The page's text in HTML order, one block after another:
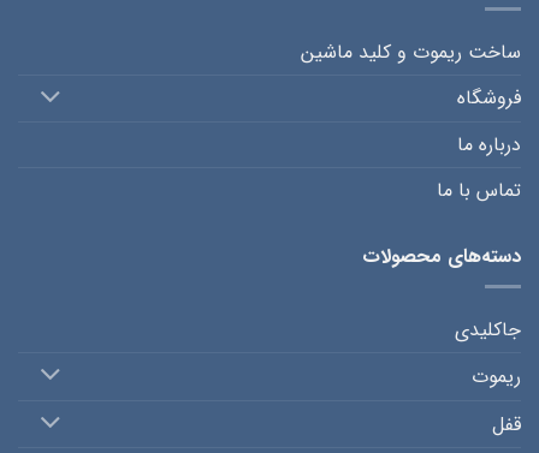
ساخت ریموت و کلید ماشین
فروشگاه
درباره ما
تماس با ما
دسته‌های محصولات
جاکلیدی
ریموت
قفل